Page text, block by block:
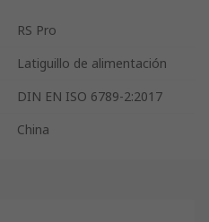
RS Pro
Latiguillo de alimentación
DIN EN ISO 6789-2:2017
China